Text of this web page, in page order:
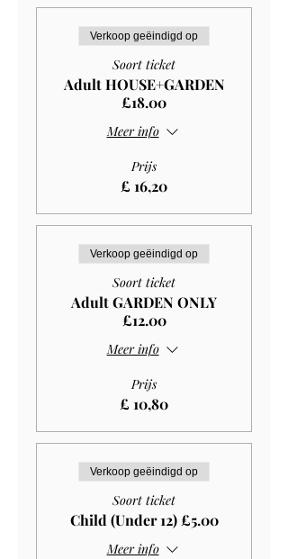
Verkoop geëindigd op
Soort ticket
Adult HOUSE+GARDEN
£18.00
Meer info
Prijs
£ 16,20
Verkoop geëindigd op
Soort ticket
Adult GARDEN ONLY
£12.00
Meer info
Prijs
£ 10,80
Verkoop geëindigd op
Soort ticket
Child (Under 12) £5.00
Meer info